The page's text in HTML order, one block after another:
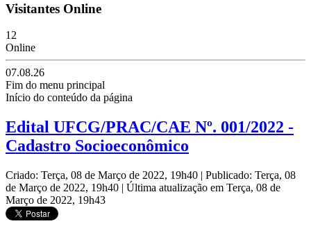
Visitantes Online
12
Online
07.08.26
Fim do menu principal
Início do conteúdo da página
Edital UFCG/PRAC/CAE Nº. 001/2022 -
Cadastro Socioeconômico
Criado: Terça, 08 de Março de 2022, 19h40 | Publicado: Terça, 08
de Março de 2022, 19h40 | Última atualização em Terça, 08 de
Março de 2022, 19h43